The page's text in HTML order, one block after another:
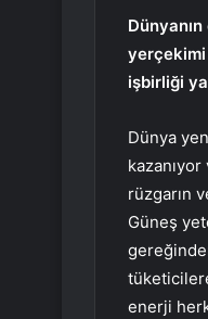
yerçekimi
işbirliği
Dünya
rüzgarın
Güneş
enerji